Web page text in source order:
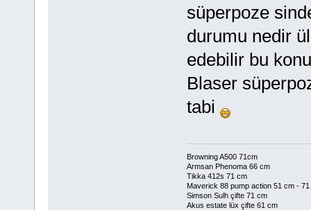
süperpoze
durumu nedir
edebilir bu
Blaser
tabi
Browning A500 71cm
Armsan Phenoma 66 cm
Tikka 412s 71 cm
Maverick 88 pump action 51 cm - 71
Simson Sulh çifte 71 cm
Akus estate lüx çifte 61 cm